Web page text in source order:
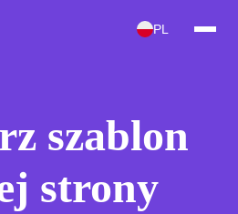
PL
szablon
strony